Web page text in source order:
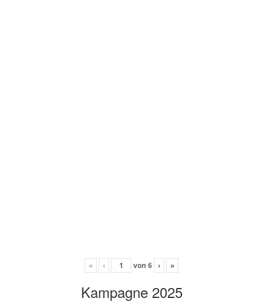
« ‹ von 6 › »
Kampagne 2025